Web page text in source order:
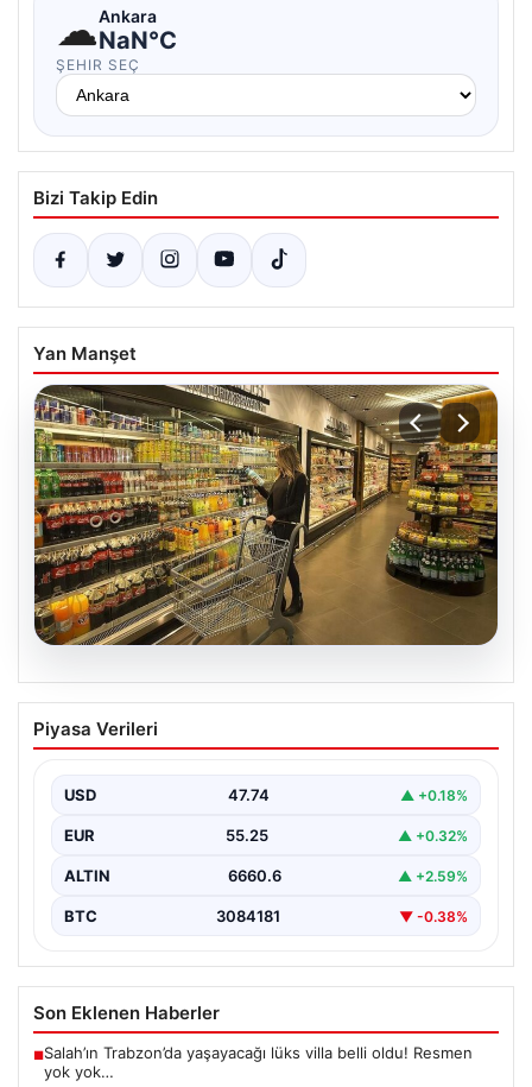
☁Ankara
NaN°C
ŞEHIR SEÇ
Bizi Takip Edin
Yan Manşet
07.08.2026
Enflasyon verileri ne zaman
açıklanacak? 2026 TÜİK mart ayı
Piyasa Verileri
USD 47.74 ▲ +0.18%
EUR 55.25 ▲ +0.32%
ALTIN 6660.6 ▲ +2.59%
BTC 3084181 ▼ -0.38%
Son Eklenen Haberler
■Salah’ın Trabzon’da yaşayacağı lüks villa belli oldu! Resmen
yok yok…